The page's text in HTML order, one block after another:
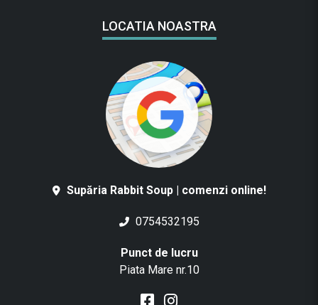
LOCATIA NOASTRA
Supăria Rabbit Soup | comenzi online!
0754532195
Punct de lucru
Piata Mare nr.10